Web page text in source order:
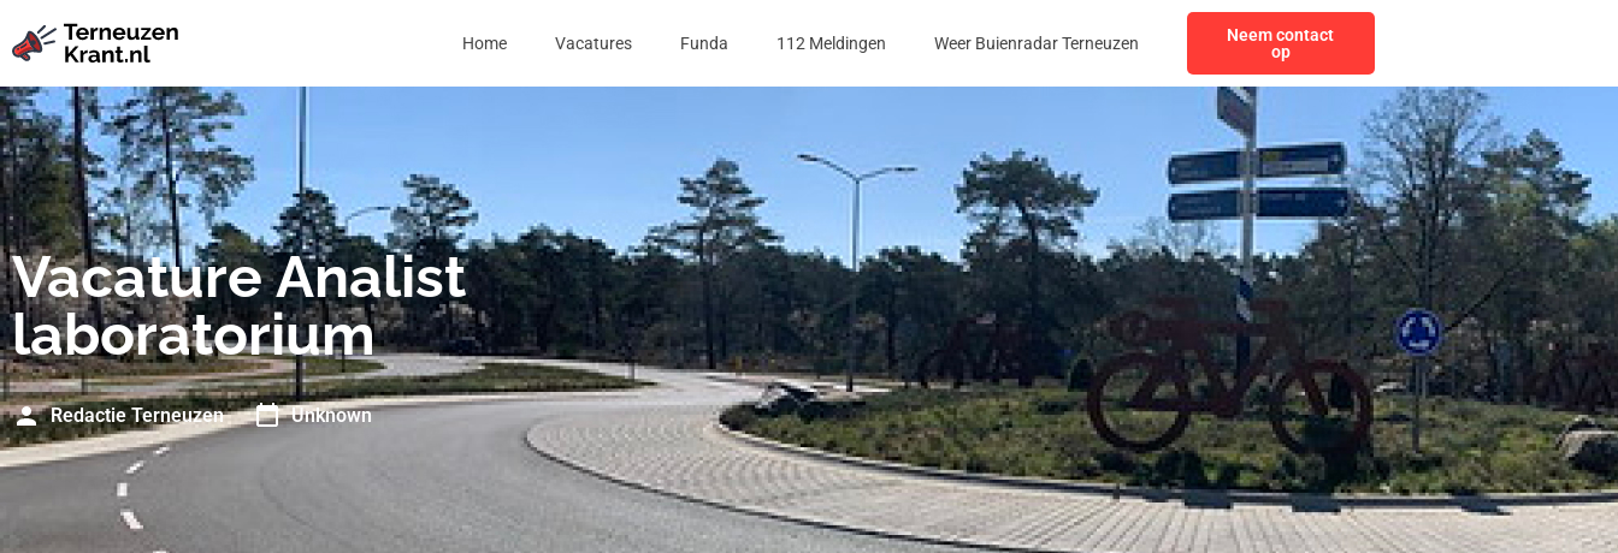
Home Vacatures Funda 112 Meldingen Weer Buienradar Terneuzen
Neem contact
op
Vacature Analist
laboratorium
Redactie Terneuzen Unknown